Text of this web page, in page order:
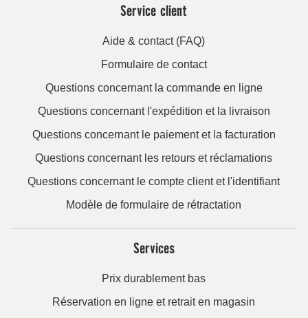
Service client
Aide & contact (FAQ)
Formulaire de contact
Questions concernant la commande en ligne
Questions concernant l'expédition et la livraison
Questions concernant le paiement et la facturation
Questions concernant les retours et réclamations
Questions concernant le compte client et l'identifiant
Modèle de formulaire de rétractation
Services
Prix durablement bas
Réservation en ligne et retrait en magasin